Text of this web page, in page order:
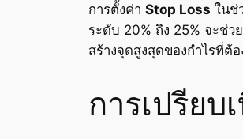
การตั้งค่า Stop Loss ในช่
ระดับ 20% ถึง 25% จะช่
สร้างจุดสูงสุดของกำไรที่ต้
การเปรียบ